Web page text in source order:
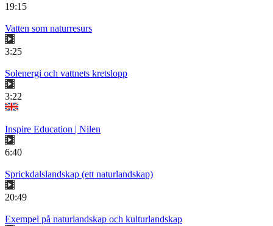
19:15
Vatten som naturresurs
3:25
Solenergi och vattnets kretslopp
3:22
Inspire Education | Nilen
6:40
Sprickdalslandskap (ett naturlandskap)
20:49
Exempel på naturlandskap och kulturlandskap